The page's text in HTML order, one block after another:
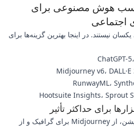
هوش مصنوعی برای
اجتماعی
نیستند. در اینجا بهترین گزینه‌ها برای
برای حداکثر تأثیر
از ChatGPT برای ایده‌های کپشن، از Midjourney برای گرافیک و از